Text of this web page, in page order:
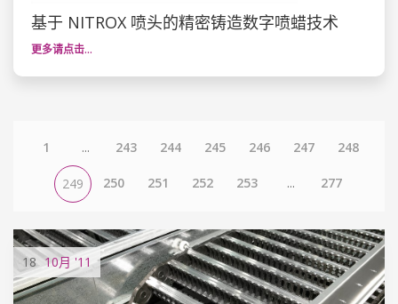
基于 NITROX 喷头的精密铸造数字喷蜡技术
更多请点击…
1 ... 243 244 245 246 247 248
249 250 251 252 253 ... 277
18 10月 '11